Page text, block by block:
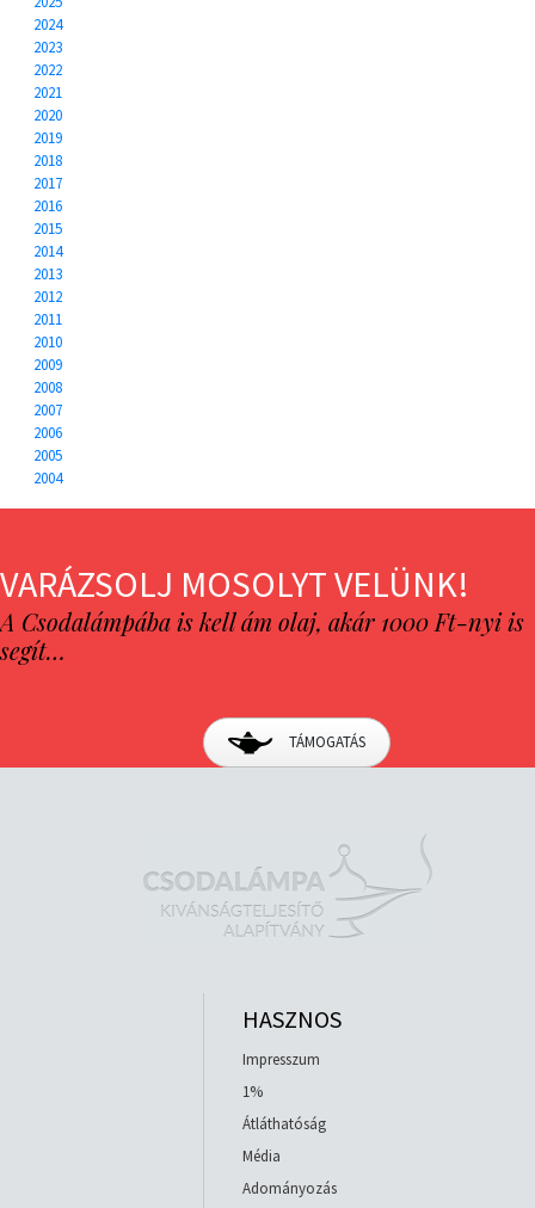
2024
2023
2022
2021
2020
2019
2018
2017
2016
2015
2014
2013
2012
2011
2010
2009
2008
2007
2006
2005
2004
VARÁZSOLJ MOSOLYT VELÜNK!
A Csodalámpába is kell ám olaj, akár 1000 Ft-nyi is
segít…
TÁMOGATÁS
HASZNOS
Impresszum
1%
Átláthatóság
Média
Adományozás